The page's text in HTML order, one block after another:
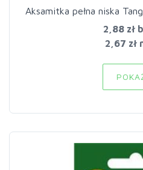
Aksamitka pełna niska
2,88 zł
2,67 zł